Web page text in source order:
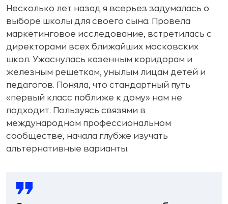
Несколько лет назад я всерьез задумалась о
выборе школы для своего сына. Провела
маркетинговое исследование, встретилась с
директорами всех ближайших московских
школ. Ужаснулась казенным коридорам и
железным решеткам, унылым лицам детей и
педагогов. Поняла, что стандартный путь
«первый класс поближе к дому» нам не
подходит. Пользуясь связями в
международном профессиональном
сообществе, начала глубже изучать
альтернативные варианты.